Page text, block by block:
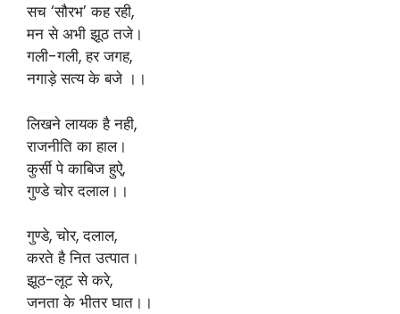
सच ‘सौरभ’ कह रही,
मन से अभी झूठ तजे।
गली-गली, हर जगह,
नगाड़े सत्य के बजे ।।
लिखने लायक है नही,
राजनीति का हाल।
कुर्सी पे काबिज हुऐ,
गुण्डे चोर दलाल।।
गुण्डे, चोर, दलाल,
करते है नित उत्पात।
झूठ-लूट से करे,
जनता के भीतर घात।।